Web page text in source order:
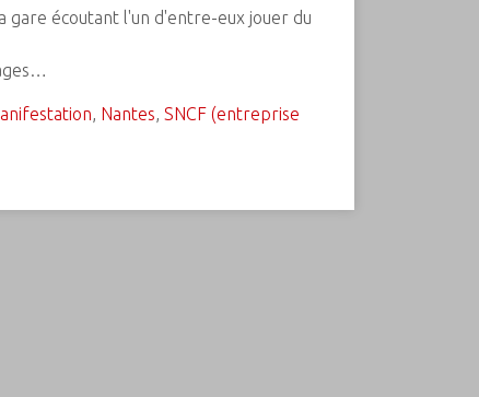
gare écoutant l'un d'entre-eux jouer du
, Nantes, SNCF (entreprise